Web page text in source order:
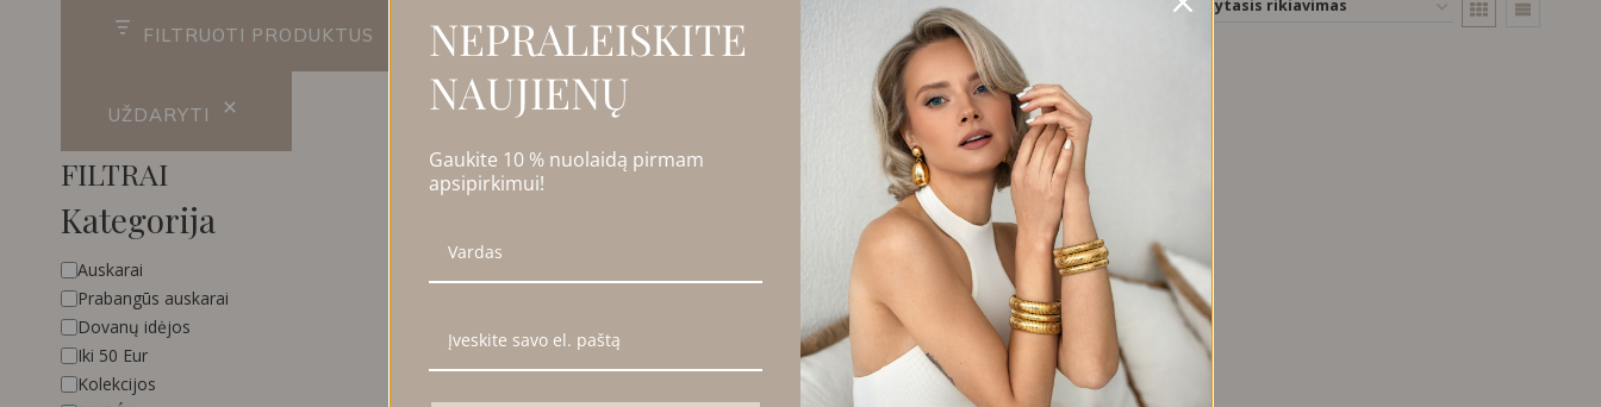
FILTRUOTI PRODUKTUS
UŽDARYTI
FILTRAI
Kategorija
Kategorija
Auskarai
Prabangūs auskarai
Dovanų idėjos
Iki 50 Eur
Kolekcijos
NEPRALEISKITE
NAUJIENŲ
Gaukite 10 % nuolaidą pirmam
apsipirkimui!